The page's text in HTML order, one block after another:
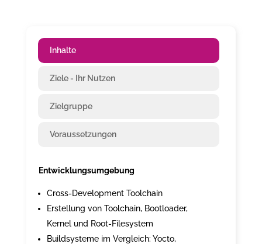
Inhalte
Ziele - Ihr Nutzen
Zielgruppe
Voraussetzungen
Entwicklungsumgebung
Cross-Development Toolchain
Erstellung von Toolchain, Bootloader,
Kernel und Root-Filesystem
Buildsysteme im Vergleich: Yocto,